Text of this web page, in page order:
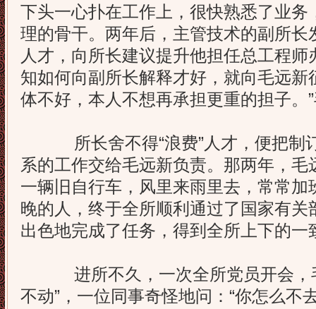
下头一心扑在工作上，很快熟悉了业务
理的骨干。两年后，主管技术的副所长
人才，向所长建议提升他担任总工程
知如何向副所长解释才好，就向毛远新
体不好，本人不想再承担更重的担子。
所长舍不得“浪费”人才，便把制订
系的工作交给毛远新负责。那两年，
一辆旧自行车，风里来雨里去，常常
晚的人，终于全所顺利通过了国家有
出色地完成了任务，得到全所上下的一
进所不久，一次全所党员开会，毛
不动”，一位同事奇怪地问：“你怎么不